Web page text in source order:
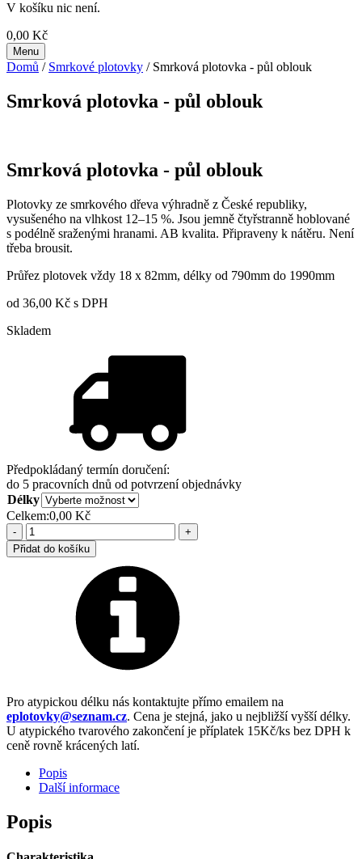
V košíku nic není.
0,00 Kč
Menu
Domů / Smrkové plotovky / Smrková plotovka - půl oblouk
Smrková plotovka - půl oblouk
Smrková plotovka - půl oblouk
Plotovky ze smrkového dřeva výhradně z České republiky,
vysušeného na vlhkost 12–15 %. Jsou jemně čtyřstranně hoblované
s podélně sraženými hranami. AB kvalita. Připraveny k nátěru. Není
třeba brousit.
Průřez plotovek vždy 18 x 82mm, délky od 790mm do 1990mm
od 36,00 Kč s DPH
Skladem
Předpokládaný termín doručení:
do 5 pracovních dnů od potvrzení objednávky
Délky
Celkem:0,00 Kč
Smrková
plotovka
-
Přidat do košíku
Pro atypickou délku nás kontaktujte přímo emailem na
eplotovky@seznam.cz. Cena je stejná, jako u nejbližší vyšší délky.
U atypického tvarového zakončení je příplatek 15Kč/ks bez DPH k
ceně rovně krácených latí.
Popis
Další informace
Popis